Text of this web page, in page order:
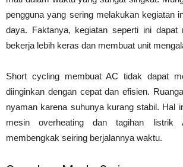
pengguna yang sering melakukan kegiatan
daya. Faktanya, kegiatan seperti ini dapat
bekerja lebih keras dan membuat unit
Short cycling membuat AC tidak dapat
diinginkan dengan cepat dan efisien.
nyaman karena suhunya kurang stabil. Hal
mesin overheating dan tagihan listrik
membengkak seiring berjalannya waktu.